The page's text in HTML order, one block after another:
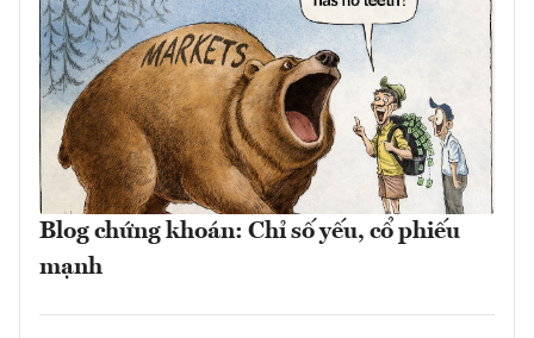
Blog chứng khoán: Chỉ số yếu, cổ phiếu
mạnh